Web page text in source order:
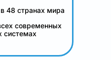
48 странах мира
современных
системах